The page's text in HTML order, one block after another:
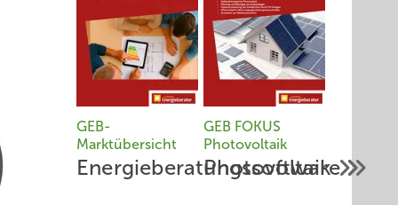
GEB-
Marktübersicht
Energieberatungssoftware
GEB FOKUS
Photovoltaik
Photovoltaik